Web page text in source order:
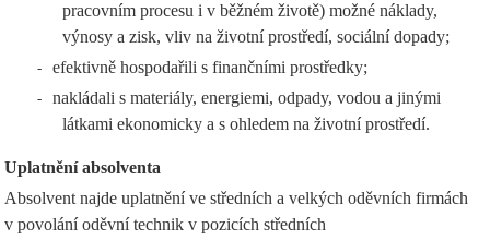
pracovním procesu i v běžném životě) možné náklady,
výnosy a zisk, vliv na životní prostředí, sociální dopady;
- efektivně hospodařili s finančními prostředky;
-
nakládali s materiály, energiemi, odpady, vodou a jinými
látkami ekonomicky a s ohledem na životní prostředí.
Uplatnění absolventa
Absolvent najde uplatnění ve středních a velkých oděvních firmách
v povolání oděvní technik v pozicích středních